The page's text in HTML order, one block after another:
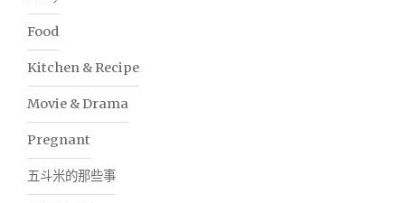
Food
Kitchen & Recipe
Movie & Drama
Pregnant
五斗米的那些事